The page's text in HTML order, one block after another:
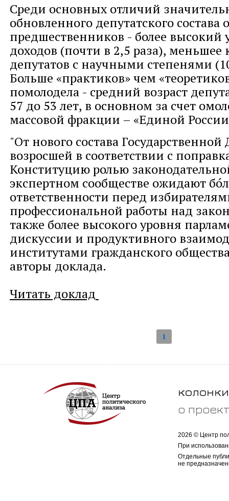
Среди основных отличий
обновленного депутатского состава
предшественников - более высокий
доходов (почти в 2,5 раза), меньшее
депутатов с научными степенями
Больше «практиков» чем
помолодела - средний возраст
57 до 53 лет, в основном за счет
массовой фракции – «Единой
"От нового состава
возросшей в соответствии с
Конституцию ролью
экспертном сообществе ожидают
ответственности перед
профессиональной работы над
также более высокого уровня
дискуссии и продуктивного
институтами гражданского
авторы доклада.
Читать доклад
1
колонки
о
2026 © Центр
При
Отдельные
не